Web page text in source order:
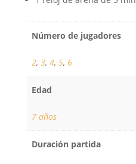
Número de jugadores
2, 3, 4, 5, 6
Edad
7 años
Duración partida